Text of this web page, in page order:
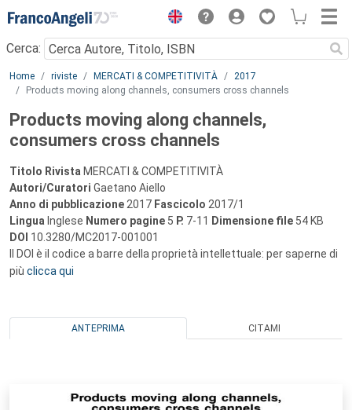
Menu
Cerca:
Main content
Home riviste MERCATI & COMPETITIVITÀ
2017
Products moving along channels, consumers cross channels
Products moving along channels,
consumers cross channels
Titolo Rivista MERCATI & COMPETITIVITÀ
Autori/Curatori Gaetano Aiello
Anno di pubblicazione 2017 Fascicolo 2017/1
Lingua Inglese Numero pagine 5 P. 7-11 Dimensione file 54 KB
DOI 10.3280/MC2017-001001
Il DOI è il codice a barre della proprietà intellettuale: per saperne di
più clicca qui
ANTEPRIMA CITAMI